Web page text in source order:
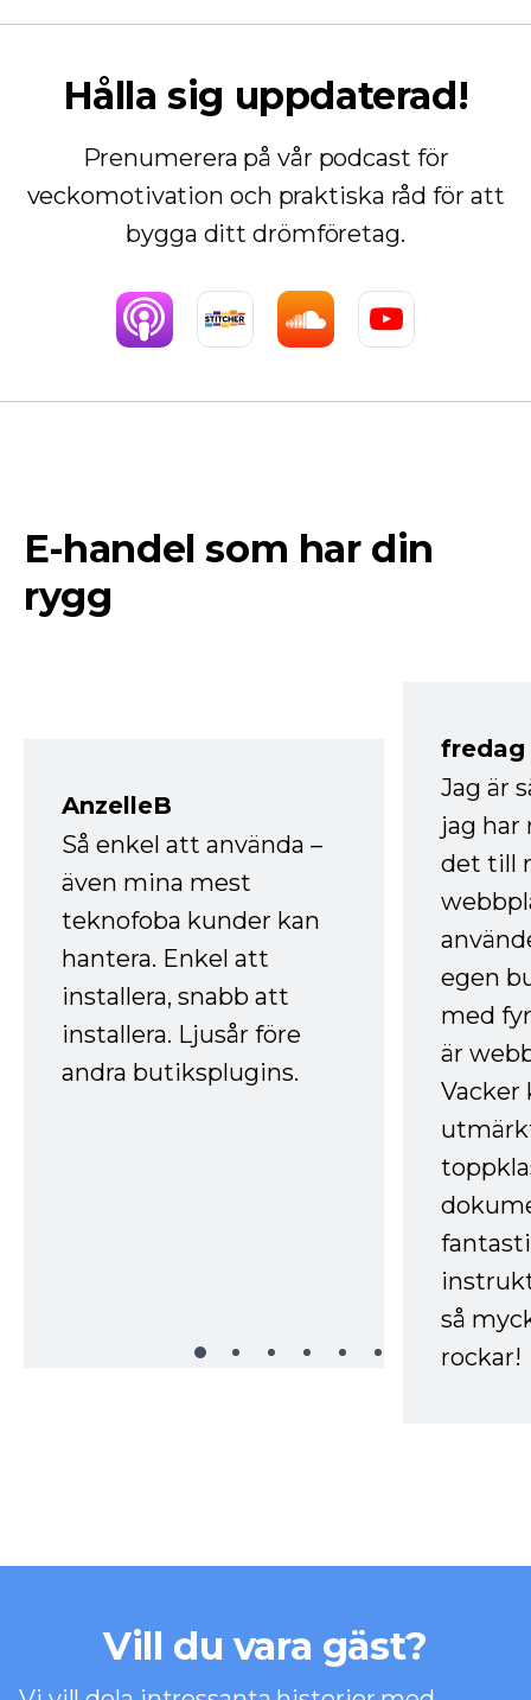
Hålla sig uppdaterad!
Prenumerera på vår podcast för
veckomotivation och praktiska råd för att
bygga ditt drömföretag.
E-handel som har din
rygg
AnzelleB
Så enkel att använda –
även mina mest
teknofoba kunder kan
hantera. Enkel att
installera, snabb att
installera. Ljusår före
andra butiksplugins.
fredag
Jag är
jag
det till
egen
med
är
Vacker
så
rockar!
Vill du vara gäst?